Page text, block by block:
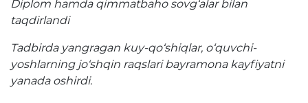
Matbuot anjumanlari
Konferensiyalar
Diplom hamda qimmatbaho sovg‘alar bilan
taqdirlandi
Tadbirda yangragan kuy-qo‘shiqlar, o‘quvchi-
yoshlarning jo‘shqin raqslari bayramona kayfiyatni
yanada oshirdi.